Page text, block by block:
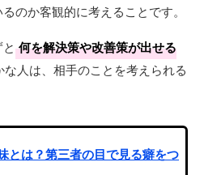
のか客観的に考えることです。
何を解決策や改善策が出せる
人は、相手のことを考えられる
とは？第三者の目で見る癖をつ